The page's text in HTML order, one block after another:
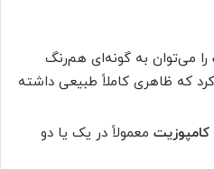
را می‌توان به گونه‌ای هم‌رنگ
که ظاهری کاملاً طبیعی داشته
کامپوزیت معمولاً در یک یا دو